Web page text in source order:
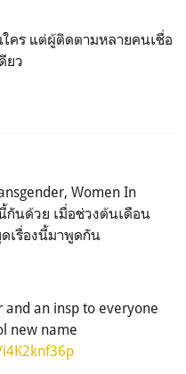
คร แต่ผู้ติดตามหลายคนเชื่อ
ยว
Women In
กันด้วย เมื่อช่วงต้นเดือน
เรื่องนี้มาพูดกัน
and an insp to everyone
new name